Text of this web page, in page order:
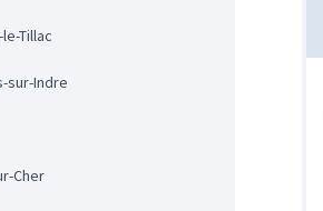
le-Tillac
sur-Indre
Cher